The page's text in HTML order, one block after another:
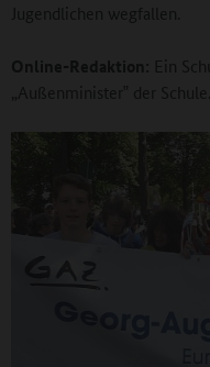
Jugendlichen wegfallen.
Online-Redaktion: Ein
„Außenminister‟ der